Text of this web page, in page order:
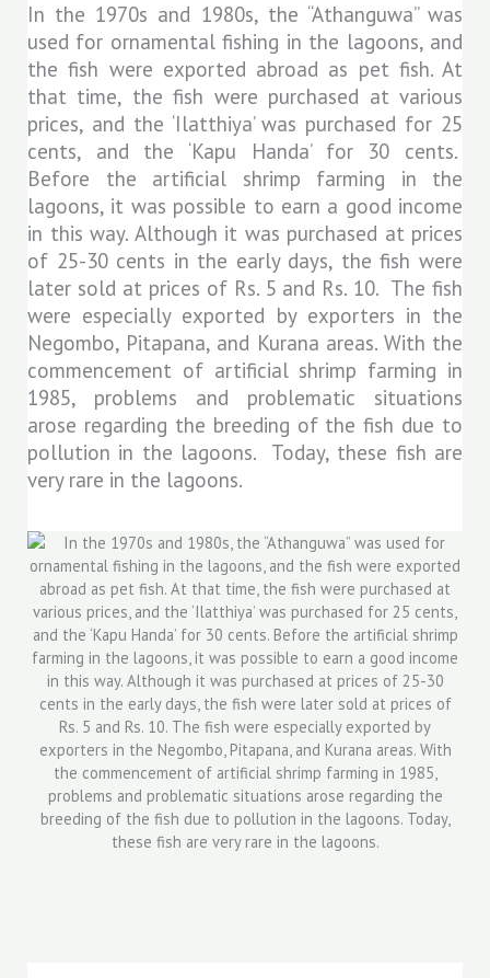
In the 1970s and 1980s, the “Athanguwa” was
used for ornamental fishing in the lagoons, and
the fish were exported abroad as pet fish. At
that time, the fish were purchased at various
prices, and the ‘Ilatthiya’ was purchased for 25
cents, and the ‘Kapu Handa’ for 30 cents.
Before the artificial shrimp farming in the
lagoons, it was possible to earn a good income
in this way. Although it was purchased at prices
of 25-30 cents in the early days, the fish were
later sold at prices of Rs. 5 and Rs. 10. The fish
were especially exported by exporters in the
Negombo, Pitapana, and Kurana areas. With the
commencement of artificial shrimp farming in
1985, problems and problematic situations
arose regarding the breeding of the fish due to
pollution in the lagoons. Today, these fish are
very rare in the lagoons.